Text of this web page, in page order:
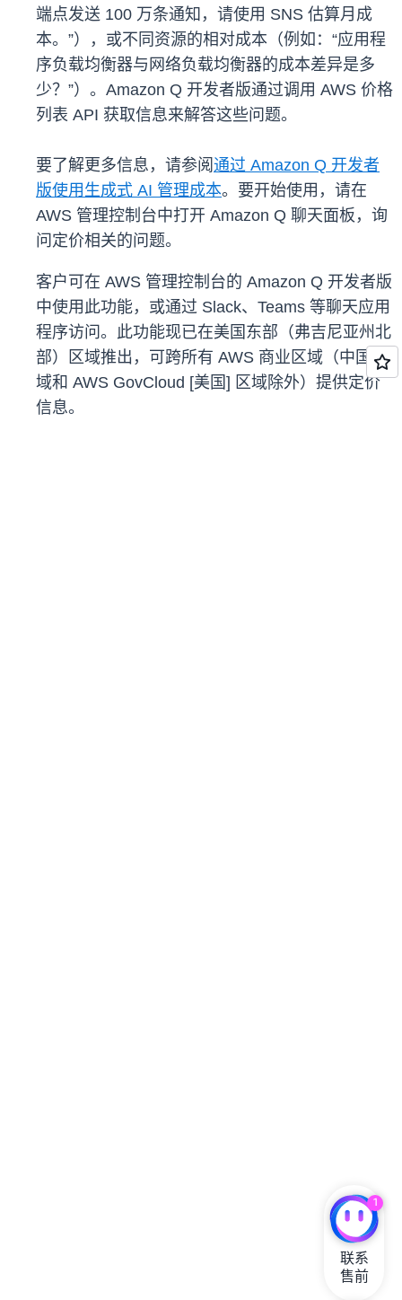
端点发送 100 万条通知，请使用 SNS 估算月成
本。”），或不同资源的相对成本（例如：“应用程
序负载均衡器与网络负载均衡器的成本差异是多
少？”）。Amazon Q 开发者版通过调用 AWS 价格
列表 API 获取信息来解答这些问题。
要了解更多信息，请参阅 通过 Amazon Q 开发者
版使用生成式 AI 管理成本。要开始使用，请在
AWS 管理控制台中打开 Amazon Q 聊天面板，询
问定价相关的问题。
客户可在 AWS 管理控制台的 Amazon Q 开发者版
中使用此功能，或通过 Slack、Teams 等聊天应用
程序访问。此功能现已在美国东部（弗吉尼亚州北
部）区域推出，可跨所有 AWS 商业区域（中国区
域和 AWS GovCloud [美国] 区域除外）提供定价
信息。
1
联系
售前